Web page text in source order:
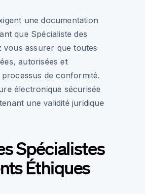
une documentation
que Spécialiste des
vous assurer que toutes
autorisées et
de conformité.
électronique sécurisée
une validité juridique
Spécialistes
Éthiques